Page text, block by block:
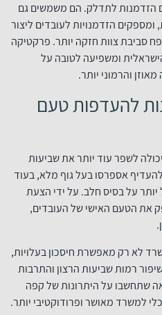
הזדמנות לתדלק. הם משמשים גם
הזדמנויות לעובדים ליצור
סביבת צוות חזקה יותר. פרקטיקה
ומשפיעה לטובה על
והרמוני יותר.
להעדפות טעם
לשפר עוד יותר את שביעות
אספרסו בעל גוף מלא, בעוד
יותר על בסיס חלב. על ידי הצעת
את הטעם האישי של העובדים,
לא רק מאפשרת חיסכון בעלויות,
רמות שביעות הרצון והתרבות
שתחשבו על היתרונות של קפה
למשרד מאושר ופרודוקטיבי יותר.